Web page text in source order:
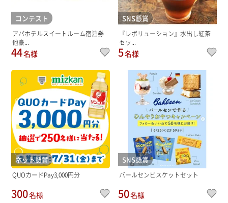
コンテスト
アパホテルスイートルーム宿泊券
他豪...
44名様
SNS懸賞
『レボリューション』水出し紅茶
セッ...
5名様
ネット懸賞
QUOカードPay3,000円分
300名様
SNS懸賞
バールセンビスケットセット
50名様